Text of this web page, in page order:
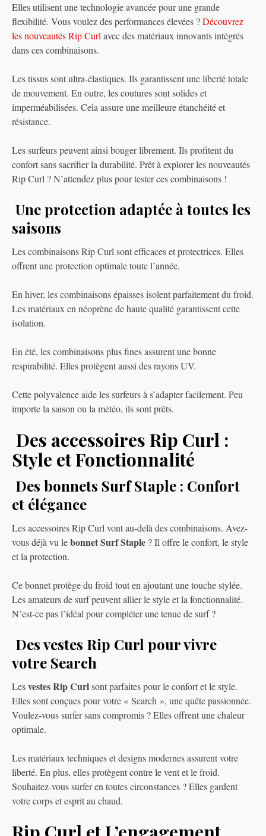
Elles utilisent une technologie avancée pour une grande
flexibilité. Vous voulez des performances élevées ?Découvrez
les nouveautés Rip Curl avec des matériaux innovants intégrés
dans ces combinaisons.
Les tissus sont ultra-élastiques. Ils garantissent une liberté totale
de mouvement. En outre, les coutures sont solides et
imperméabilisées. Cela assure une meilleure étanchéité et
résistance.
Les surfeurs peuvent ainsi bouger librement. Ils profitent du
confort sans sacrifier la durabilité. Prêt à explorer les nouveautés
Rip Curl ? N’attendez plus pour tester ces combinaisons !
Une protection adaptée à toutes les
saisons
Les combinaisons Rip Curl sont efficaces et protectrices. Elles
offrent une protection optimale toute l’année.
En hiver, les combinaisons épaisses isolent parfaitement du froid.
Les matériaux en néoprène de haute qualité garantissent cette
isolation.
En été, les combinaisons plus fines assurent une bonne
respirabilité. Elles protègent aussi des rayons UV.
Cette polyvalence aide les surfeurs à s’adapter facilement. Peu
importe la saison ou la météo, ils sont prêts.
Des accessoires Rip Curl :
Style et Fonctionnalité
Des bonnets Surf Staple : Confort
et élégance
Les accessoires Rip Curl vont au-delà des combinaisons. Avez-
vous déjà vu lebonnet Surf Staple ? Il offre le confort, le style
et la protection.
Ce bonnet protège du froid tout en ajoutant une touche stylée.
Les amateurs de surf peuvent allier le style et la fonctionnalité.
N’est-ce pas l’idéal pour compléter une tenue de surf ?
Des vestes Rip Curl pour vivre
votre Search
Lesvestes Rip Curlsont parfaites pour le confort et le style.
Elles sont conçues pour votre « Search », une quête passionnée.
Voulez-vous surfer sans compromis ? Elles offrent une chaleur
optimale.
Les matériaux techniques et designs modernes assurent votre
liberté. En plus, elles protègent contre le vent et le froid.
Souhaitez-vous surfer en toutes circonstances ? Elles gardent
votre corps et esprit au chaud.